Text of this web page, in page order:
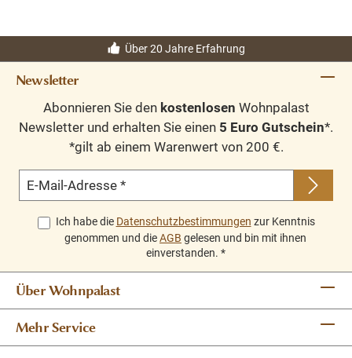
Über 20 Jahre Erfahrung
Newsletter
Abonnieren Sie den kostenlosen Wohnpalast
Newsletter und erhalten Sie einen 5 Euro Gutschein*.
*gilt ab einem Warenwert von 200 €.
E-Mail-Adresse *
Ich habe die Datenschutzbestimmungen zur Kenntnis
genommen und dieAGB gelesen und bin mit ihnen
einverstanden. *
Über Wohnpalast
Mehr Service